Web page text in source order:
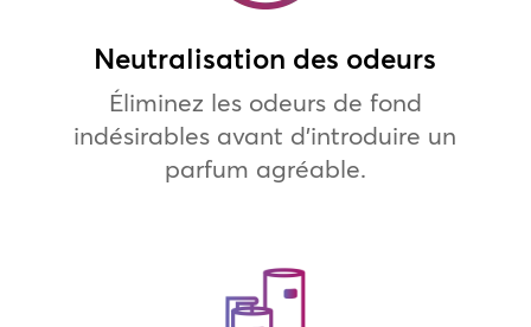
Neutralisation des odeurs
Éliminez les odeurs de fond
indésirables avant d’introduire un
parfum agréable.